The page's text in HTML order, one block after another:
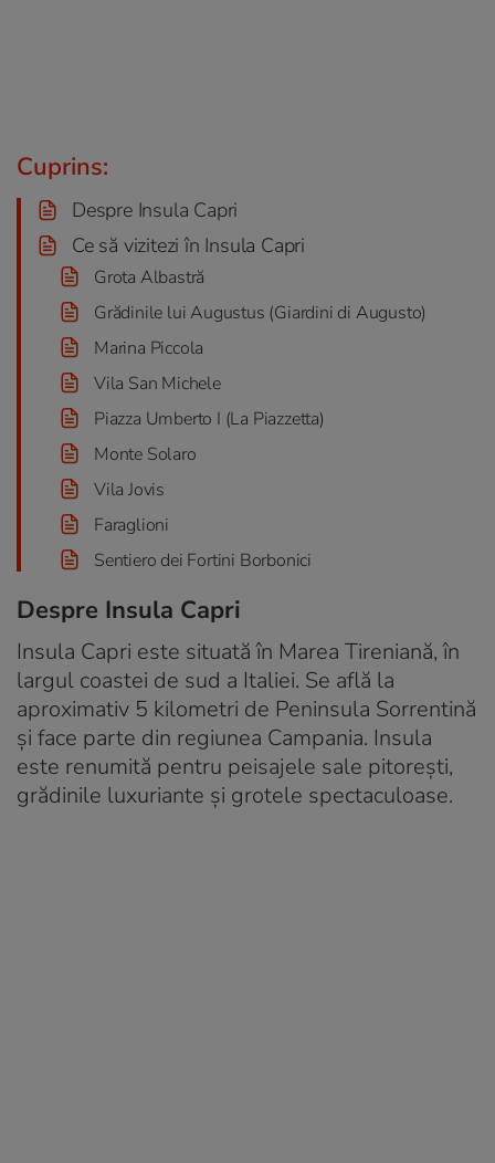
Cuprins:
Despre Insula Capri
Ce să vizitezi în Insula Capri
Grota Albastră
Grădinile lui Augustus (Giardini di Augusto)
Marina Piccola
Vila San Michele
Piazza Umberto I (La Piazzetta)
Monte Solaro
Vila Jovis
Faraglioni
Sentiero dei Fortini Borbonici
Despre Insula Capri
Insula Capri este situată în Marea Tireniană, în
largul coastei de sud a Italiei. Se află la
aproximativ 5 kilometri de Peninsula Sorrentină
și face parte din regiunea Campania. Insula
este renumită pentru peisajele sale pitorești,
grădinile luxuriante și grotele spectaculoase.